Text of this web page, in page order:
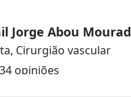
Jorge Abou Mourad
Cirurgião vascular
34 opiniões